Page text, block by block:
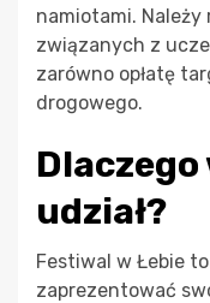
namiotami. Należy
związanych z
zarówno opłatę
drogowego.
udział?
Festiwal w Łebie
zaprezentować